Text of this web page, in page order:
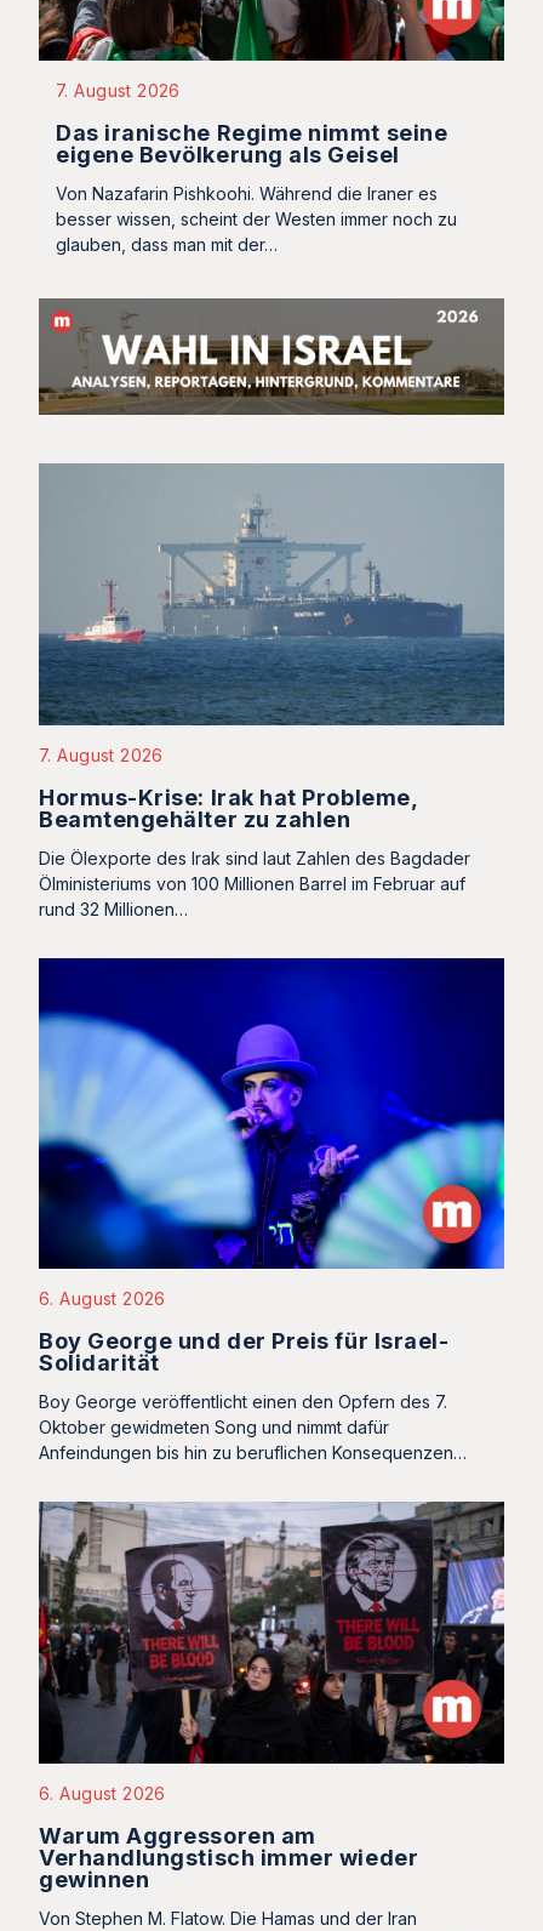
7. August 2026
Das iranische Regime nimmt seine
eigene Bevölkerung als Geisel
Von Nazafarin Pishkoohi. Während die Iraner es
besser wissen, scheint der Westen immer noch zu
glauben, dass man mit der…
7. August 2026
Hormus-Krise: Irak hat Probleme,
Beamtengehälter zu zahlen
Die Ölexporte des Irak sind laut Zahlen des Bagdader
Ölministeriums von 100 Millionen Barrel im Februar auf
rund 32 Millionen…
6. August 2026
Boy George und der Preis für Israel-
Solidarität
Boy George veröffentlicht einen den Opfern des 7.
Oktober gewidmeten Song und nimmt dafür
Anfeindungen bis hin zu beruflichen Konsequenzen…
6. August 2026
Warum Aggressoren am
Verhandlungstisch immer wieder
gewinnen
Von Stephen M. Flatow. Die Hamas und der Iran